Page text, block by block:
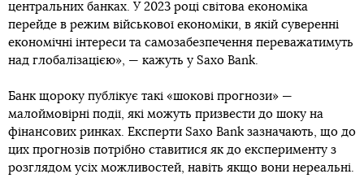
центральних банках. У 2023 році світова економіка
перейде в режим військової економіки, в якій суверенні
економічні інтереси та самозабезпечення переважатимуть
над глобалізацією», — кажуть у Saxo Bank.
Банк щороку публікує такі «шокові прогнози» —
малоймовірні події, які можуть призвести до шоку на
фінансових ринках. Експерти Saxo Bank зазначають, що до
цих прогнозів потрібно ставитися як до експерименту з
розглядом усіх можливостей, навіть якщо вони нереальні.